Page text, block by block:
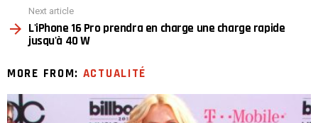
Next article
L'iPhone 16 Pro prendra en charge une charge rapide
jusqu'à 40 W
MORE FROM: ACTUALITÉ